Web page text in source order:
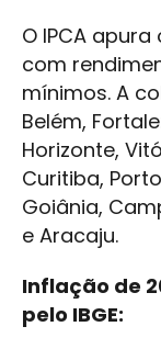
O IPCA
com
mínimos. A
Belém,
Horizonte,
Curitiba,
Goiânia,
e Aracaju.
Inflação de
pelo IBGE: